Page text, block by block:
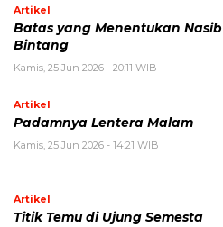
Artikel
Batas yang Menentukan Nasib
Bintang
Kamis, 25 Jun 2026 - 20:11 WIB
Artikel
Padamnya Lentera Malam
Kamis, 25 Jun 2026 - 14:21 WIB
Artikel
Titik Temu di Ujung Semesta